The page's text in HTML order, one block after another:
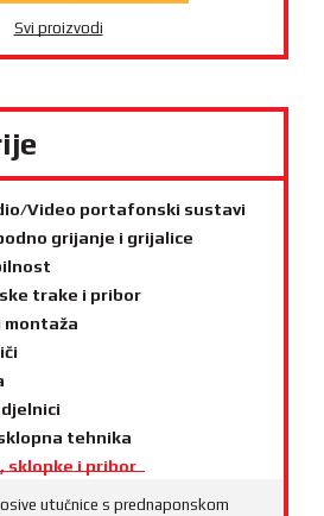
Svi proizvodi
Video portafonski sustavi
grijanje i grijalice
trake i pribor
montaža
tehnika
sklopke i pribor
utučnice s prednaponskom